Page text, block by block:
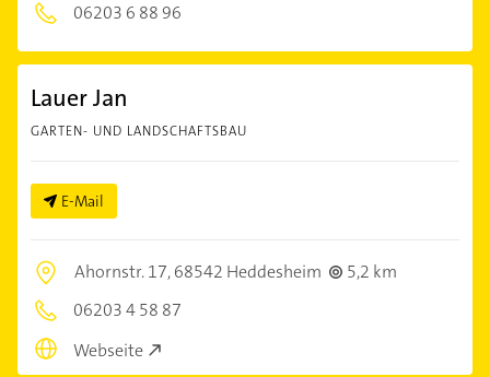
06203 6 88 96
Lauer Jan
GARTEN- UND LANDSCHAFTSBAU
E-Mail
Ahornstr. 17,68542 Heddesheim
5,2 km
06203 4 58 87
Webseite